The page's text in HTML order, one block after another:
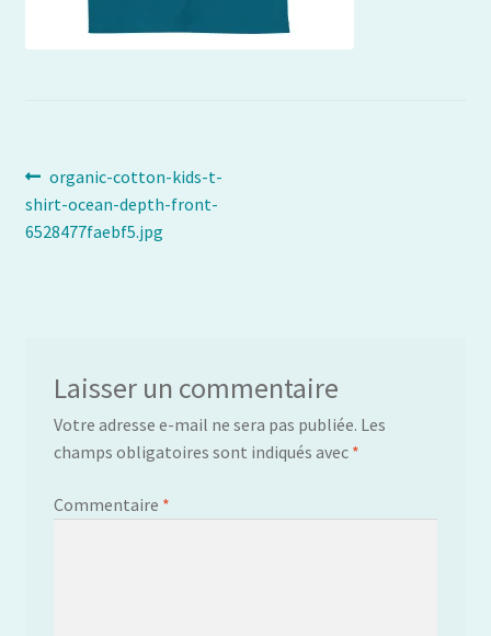
Navigation
de
Article
précédent :
organic-cotton-kids-t-
shirt-ocean-depth-front-
6528477faebf5.jpg
Laisser un commentaire
Votre adresse e-mail ne sera pas publiée. Les
champs obligatoires sont indiqués avec *
Commentaire *